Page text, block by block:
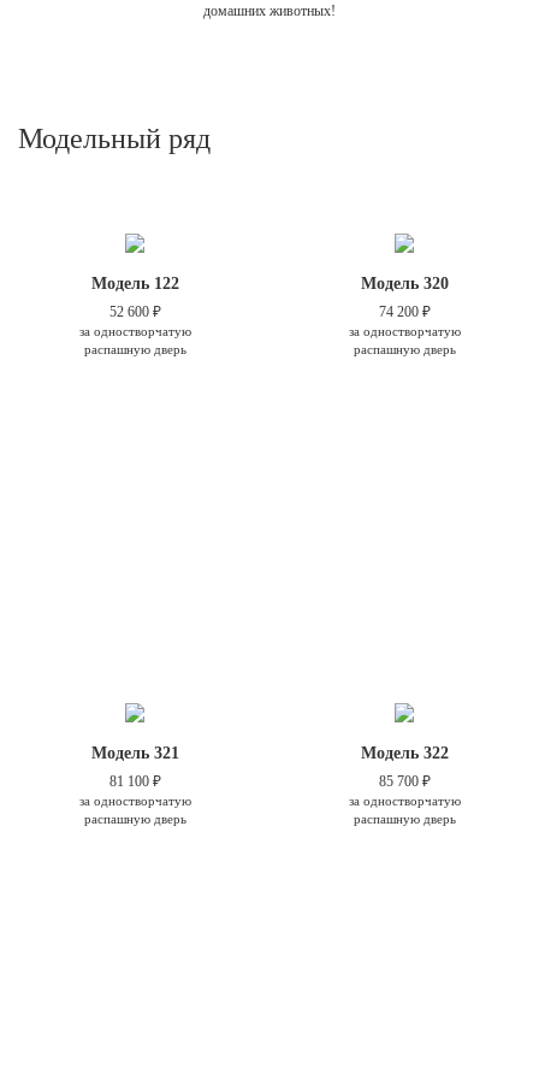
домашних животных!
Модельный ряд
Модель 122
52 600 ₽
за одностворчатую
распашную дверь
Модель 320
74 200 ₽
за одностворчатую
распашную дверь
Модель 321
81 100 ₽
за одностворчатую
распашную дверь
Модель 322
85 700 ₽
за одностворчатую
распашную дверь